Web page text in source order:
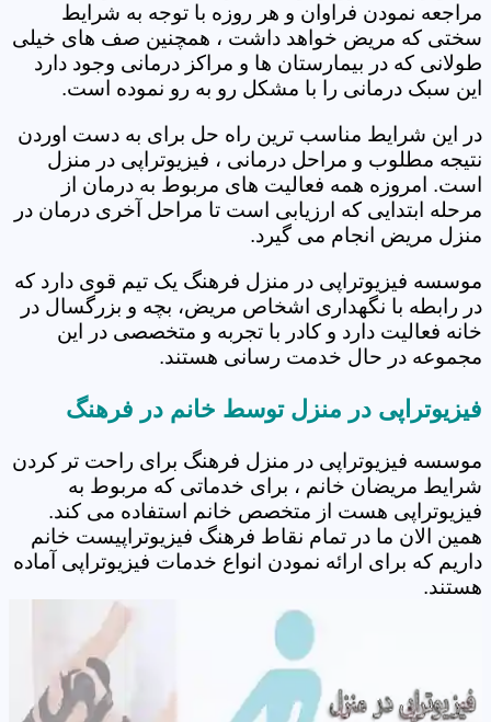
مراجعه نمودن فراوان و هر روزه با توجه به شرایط
سختی که مریض خواهد داشت ، همچنین صف های خیلی
طولانی که در بیمارستان ها و مراکز درمانی وجود دارد
این سبک درمانی را با مشکل رو به رو نموده است.
در این شرایط مناسب ترین راه حل برای به دست اوردن
نتیجه مطلوب و مراحل درمانی ، فیزیوتراپی در منزل
است. امروزه همه فعالیت های مربوط به درمان از
مرحله ابتدایی که ارزیابی است تا مراحل آخری درمان در
منزل مریض انجام می گیرد.
موسسه فیزیوتراپی در منزل فرهنگ یک تیم قوی دارد که
در رابطه با نگهداری اشخاص مریض، بچه و بزرگسال در
خانه فعالیت دارد و کادر با تجربه و متخصصی در این
مجموعه در حال خدمت رسانی هستند.
فیزیوتراپی در منزل توسط خانم در فرهنگ
موسسه فیزیوتراپی در منزل فرهنگ برای راحت تر کردن
شرایط مریضان خانم ، برای خدماتی که مربوط به
فیزیوتراپی هست از متخصص خانم استفاده می کند.
همین الان ما در تمام نقاط فرهنگ فیزیوتراپیست خانم
داریم که برای ارائه نمودن انواع خدمات فیزیوتراپی آماده
هستند.